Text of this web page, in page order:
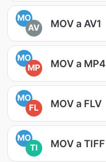
MO
AV
MOV a AV1
MO
MP
MOV a MP4
MO
FL
MOV a FLV
MO
TI
MOV a TIFF